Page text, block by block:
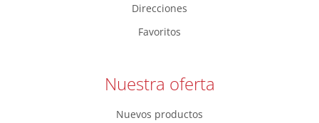
Direcciones
Favoritos
Nuestra oferta
Nuevos productos